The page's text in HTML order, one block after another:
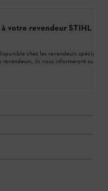
votre revendeur STIHL
chez les revendeurs spécialisés
ils vous informeront sur la